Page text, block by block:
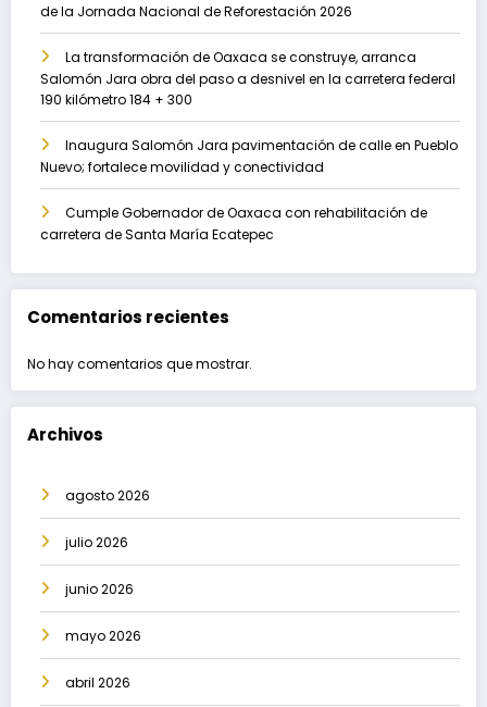
de la Jornada Nacional de Reforestación 2026
La transformación de Oaxaca se construye, arranca
Salomón Jara obra del paso a desnivel en la carretera federal
190 kilómetro 184 + 300
Inaugura Salomón Jara pavimentación de calle en Pueblo
Nuevo; fortalece movilidad y conectividad
Cumple Gobernador de Oaxaca con rehabilitación de
carretera de Santa María Ecatepec
Comentarios recientes
No hay comentarios que mostrar.
Archivos
agosto 2026
julio 2026
junio 2026
mayo 2026
abril 2026